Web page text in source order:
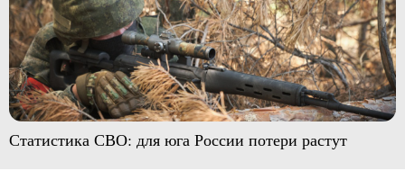
Статистика СВО: для юга России потери растут